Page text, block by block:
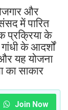
और
में पारित
प्रक्रिया के
के आदर्शों
यह योजना
का साकार
Join Now